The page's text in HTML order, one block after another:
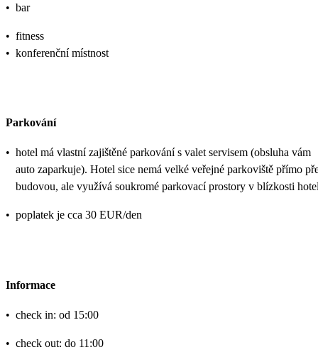
• bar
• fitness
• konferenční místnost
Parkování
• hotel má vlastní zajištěné parkování s valet servisem (obsluha vám
auto zaparkuje). Hotel sice nemá velké veřejné parkoviště přímo
budovou, ale využívá soukromé parkovací prostory v blízkosti
• poplatek je cca 30 EUR/den
Informace
• check in: od 15:00
• check out: do 11:00